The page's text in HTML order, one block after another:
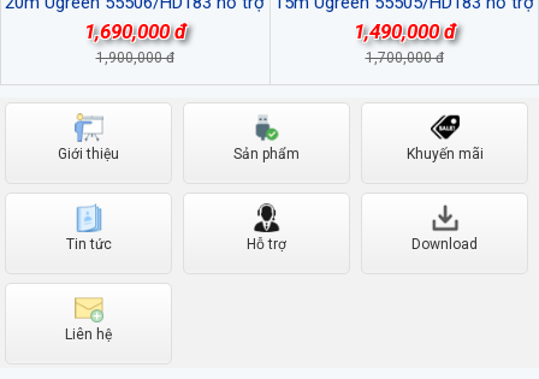
8K@60Hz cao cấp
1,690,000 đ
1,900,000 đ
8K@60Hz cao cấp
1,490,000 đ
1,700,000 đ
Giới thiệu Sản phẩm Khuyến mãi
Tin tức Hỗ trợ Download
Liên hệ